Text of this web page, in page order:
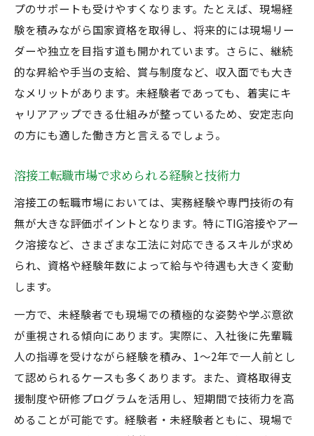
プのサポートも受けやすくなります。たとえば、現場経
験を積みながら国家資格を取得し、将来的には現場リー
ダーや独立を目指す道も開かれています。さらに、継続
的な昇給や手当の支給、賞与制度など、収入面でも大き
なメリットがあります。未経験者であっても、着実にキ
ャリアアップできる仕組みが整っているため、安定志向
の方にも適した働き方と言えるでしょう。
溶接工転職市場で求められる経験と技術力
溶接工の転職市場においては、実務経験や専門技術の有
無が大きな評価ポイントとなります。特にTIG溶接やアー
ク溶接など、さまざまな工法に対応できるスキルが求め
られ、資格や経験年数によって給与や待遇も大きく変動
します。
一方で、未経験者でも現場での積極的な姿勢や学ぶ意欲
が重視される傾向にあります。実際に、入社後に先輩職
人の指導を受けながら経験を積み、1～2年で一人前とし
て認められるケースも多くあります。また、資格取得支
援制度や研修プログラムを活用し、短期間で技術力を高
めることが可能です。経験者・未経験者ともに、現場で